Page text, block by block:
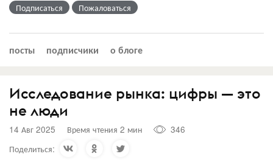
Подписаться Пожаловаться
посты подписчики о блоге
Исследование рынка: цифры — это
не люди
14 Авг 2025 Время чтения 2 мин
346
Поделиться: